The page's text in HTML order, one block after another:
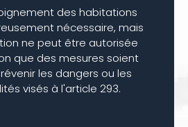
des habitations
nécessaire, mais
ne peut être autorisée
que des mesures soient
les dangers ou les
visés à l'article 293.